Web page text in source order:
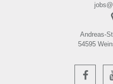
Andreas-
54595